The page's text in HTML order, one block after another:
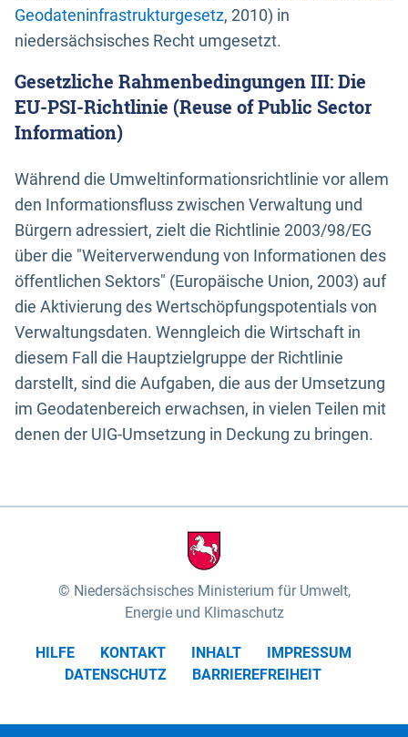
Geodateninfrastrukturgesetz, 2010) in
niedersächsisches Recht umgesetzt.
Gesetzliche Rahmenbedingungen III: Die
EU-PSI-Richtlinie (Reuse of Public Sector
Information)
Während die Umweltinformationsrichtlinie vor allem
den Informationsfluss zwischen Verwaltung und
Bürgern adressiert, zielt die Richtlinie 2003/98/EG
über die "Weiterverwendung von Informationen des
öffentlichen Sektors" (Europäische Union, 2003) auf
die Aktivierung des Wertschöpfungspotentials von
Verwaltungsdaten. Wenngleich die Wirtschaft in
diesem Fall die Hauptzielgruppe der Richtlinie
darstellt, sind die Aufgaben, die aus der Umsetzung
im Geodatenbereich erwachsen, in vielen Teilen mit
denen der UIG-Umsetzung in Deckung zu bringen.
Niedersächsisches Ministerium für Umwelt,
Energie und Klimaschutz
HILFE KONTAKT INHALT
IMPRESSUM
DATENSCHUTZ
BARRIEREFREIHEIT